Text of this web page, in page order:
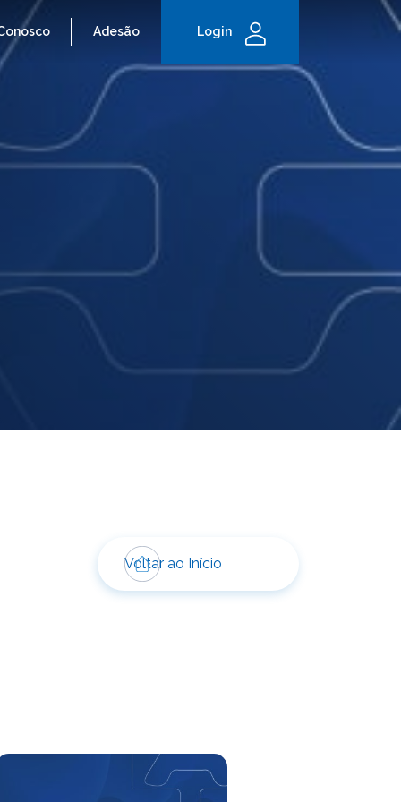
Adesão Login
Voltar ao Início